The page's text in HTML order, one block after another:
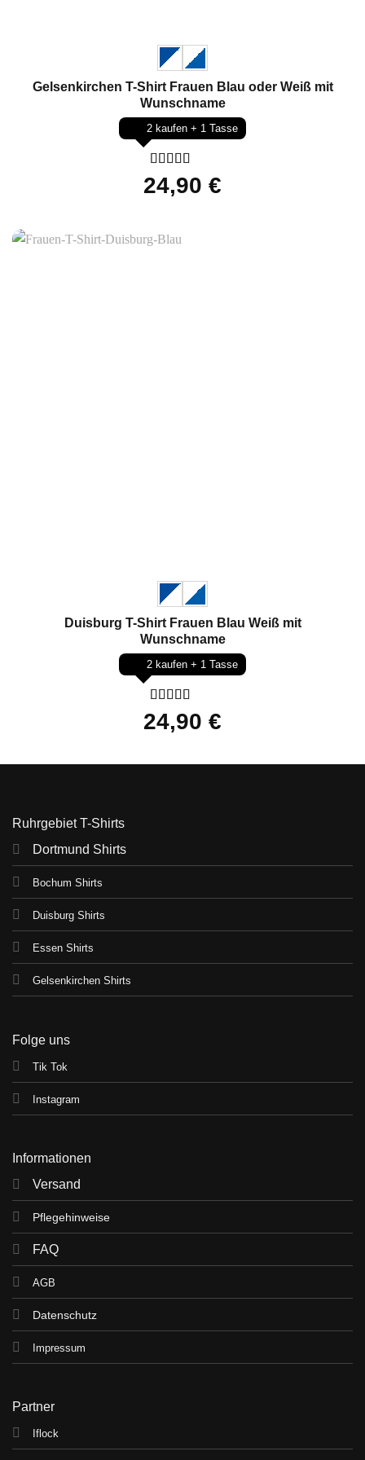
Gelsenkirchen T-Shirt Frauen Blau oder Weiß mit
Wunschname
2 kaufen + 1 Tasse
Bewertet
mit5von 5
24,90 €
Duisburg T-Shirt Frauen Blau Weiß mit
Wunschname
2 kaufen + 1 Tasse
Bewertet
mit5von 5
24,90 €
Ruhrgebiet T-Shirts
Dortmund Shirts
Bochum Shirts
Duisburg Shirts
Essen Shirts
Gelsenkirchen Shirts
Folge uns
Tik Tok
Instagram
Informationen
Versand
Pflegehinweise
FAQ
AGB
Datenschutz
Impressum
Partner
Iflock